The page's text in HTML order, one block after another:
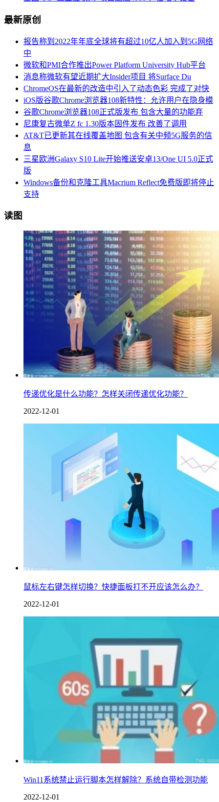
最新原创
报告称到2022年年底全球将有超过10亿人加入到5G网络
中
微软和PMI合作推出Power Platform University Hub平台
消息称微软有望近期扩大Insider项目 将Surface Du
ChromeOS在最新的改造中引入了动态色彩 完成了对快
iOS版谷歌Chrome浏览器108新特性：允许用户在隐身模
谷歌Chrome浏览器108正式版发布 包含大量的功能弃
尼康复古微单Z fc 1.30版本固件发布 改善了调用
AT&T已更新其在线覆盖地图 包含有关中频5G服务的信
息
三星欧洲Galaxy S10 Lite开始推送安卓13/One UI 5.0正式
版
Windows备份和克隆工具Macrium Reflect免费版即将停止
支持
读图
传递优化是什么功能？怎样关闭传递优化功能？
2022-12-01
鼠标左右键怎样切换？快捷面板打不开应该怎么办？
2022-12-01
Win11系统禁止运行脚本怎样解除？系统自带检测功能
2022-12-01